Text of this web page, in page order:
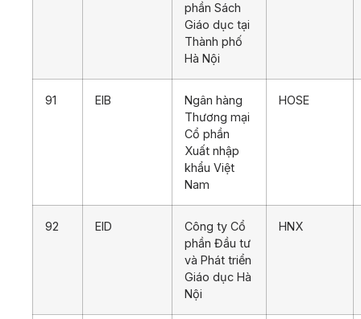
phần Sách
Giáo dục tại
Thành phố
Hà Nội
91 EIB
Ngân hàng
Thương mại
Cổ phần
Xuất nhập
khẩu Việt
Nam
HOSE
92 EID
Công ty Cổ
phần Đầu tư
và Phát triển
Giáo dục Hà
Nội
HNX